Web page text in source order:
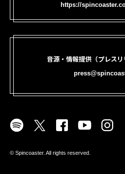
https://
音源・情報提供（プレス
©︎ Spincoaster. All rights reserved.